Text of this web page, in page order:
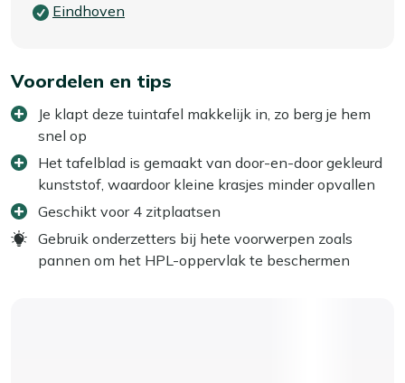
Eindhoven
Voordelen en tips
Je klapt deze tuintafel makkelijk in, zo berg je hem
snel op
Het tafelblad is gemaakt van door-en-door gekleurd
kunststof, waardoor kleine krasjes minder opvallen
Geschikt voor 4 zitplaatsen
Gebruik onderzetters bij hete voorwerpen zoals
pannen om het HPL-oppervlak te beschermen